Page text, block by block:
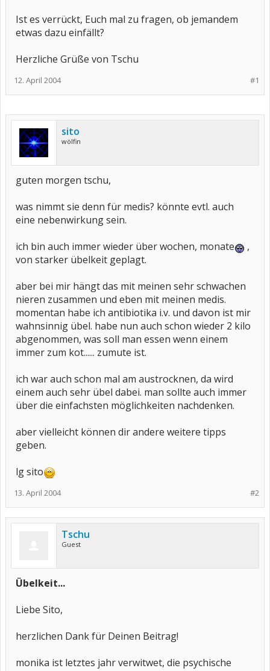
Ist es verrückt, Euch mal zu fragen, ob jemandem
etwas dazu einfällt?
Herzliche Grüße von Tschu
#1
12. April 2004
sito
wölfin
guten morgen tschu,
was nimmt sie denn für medis? könnte evtl. auch
eine nebenwirkung sein.
ich bin auch immer wieder über wochen, monate
,
von starker übelkeit geplagt.
aber bei mir hängt das mit meinen sehr schwachen
nieren zusammen und eben mit meinen medis.
momentan habe ich antibiotika i.v. und davon ist mir
wahnsinnig übel. habe nun auch schon wieder 2 kilo
abgenommen, was soll man essen wenn einem
immer zum kot...... zumute ist.
ich war auch schon mal am austrocknen, da wird
einem auch sehr übel dabei. man sollte auch immer
über die einfachsten möglichkeiten nachdenken.
aber vielleicht können dir andere weitere tipps
geben.
lg sito
#2
13. April 2004
Tschu
Guest
Übelkeit...
Liebe Sito,
herzlichen Dank für Deinen Beitrag!
monika ist letztes jahr verwitwet, die psychische